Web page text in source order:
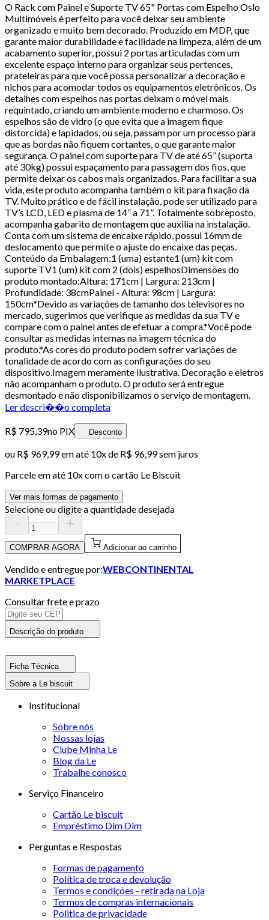
O Rack com Painel e Suporte TV 65" Portas com Espelho Oslo
Multimóveis é perfeito para você deixar seu ambiente
organizado e muito bem decorado. Produzido em MDP, que
garante maior durabilidade e facilidade na limpeza, além de um
acabamento superior, possui 2 portas articuladas com um
excelente espaço interno para organizar seus pertences,
prateleiras para que você possa personalizar a decoração e
nichos para acomodar todos os equipamentos eletrônicos. Os
detalhes com espelhos nas portas deixam o móvel mais
requintado, criando um ambiente moderno e charmoso. Os
espelhos são de vidro (o que evita que a imagem fique
distorcida) e lapidados, ou seja, passam por um processo para
que as bordas não fiquem cortantes, o que garante maior
segurança. O painel com suporte para TV de até 65” (suporta
até 30kg) possui espaçamento para passagem dos fios, que
permite deixar os cabos mais organizados. Para facilitar a sua
vida, este produto acompanha também o kit para fixação da
TV. Muito prático e de fácil instalação, pode ser utilizado para
TV’s LCD, LED e plasma de 14” a 71”. Totalmente sobreposto,
acompanha gabarito de montagem que auxilia na instalação.
Conta com um sistema de encaixe rápido, possui 16mm de
deslocamento que permite o ajuste do encaixe das peças.
Conteúdo da Embalagem:1 (uma) estante1 (um) kit com
suporte TV1 (um) kit com 2 (dois) espelhosDimensões do
produto montado:Altura: 171cm | Largura: 213cm |
Profundidade: 38cmPainel - Altura: 98cm | Largura:
150cm*Devido as variações de tamanho dos televisores no
mercado, sugerimos que verifique as medidas da sua TV e
compare com o painel antes de efetuar a compra.*Você pode
consultar as medidas internas na imagem técnica do
produto.*As cores do produto podem sofrer variações de
tonalidade de acordo com as configurações do seu
dispositivo.Imagem meramente ilustrativa. Decoração e eletros
não acompanham o produto. O produto será entregue
desmontado e não disponibilizamos o serviço de montagem.
Ler descri��o completa
R$ 795,39no PIX Desconto
ou R$ 969,99em até 10x de R$ 96,99 sem juros
Parcele em até 10x com o cartão Le Biscuit
Ver mais formas de pagamento
Selecione ou digite a quantidade desejada
COMPRAR AGORA Adicionar ao carrinho
Vendido e entregue por:WEBCONTINENTAL
MARKETPLACE
Consultar frete e prazo
Descrição do produto
Ficha Técnica
Sobre a Le biscuit
Institucional
Sobre nós
Nossas lojas
Clube Minha Le
Blog da Le
Trabalhe conosco
Serviço Financeiro
Cartão Le biscuit
Empréstimo Dim Dim
Perguntas e Respostas
Formas de pagamento
Política de troca e devolução
Termos e condições - retirada na Loja
Termos de compras internacionais
Politica de privacidade